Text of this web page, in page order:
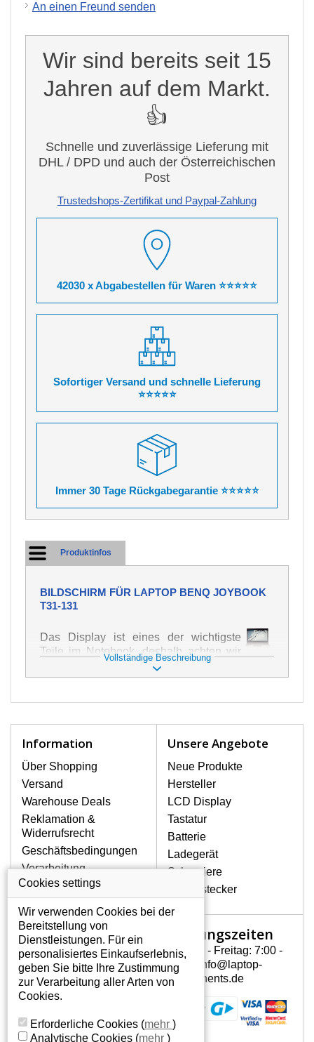
An einen Freund senden
Wir sind bereits seit 15
Jahren auf dem Markt.
👍
Schnelle und zuverlässige Lieferung mit
DHL / DPD und auch der Österreichischen
Post
Trustedshops-Zertifikat und Paypal-Zahlung
42030 x Abgabestellen für Waren ⭐⭐⭐⭐⭐
Sofortiger Versand und schnelle Lieferung
⭐⭐⭐⭐⭐
Immer 30 Tage Rückgabegarantie ⭐⭐⭐⭐⭐
Produktinfos
BILDSCHIRM FÜR LAPTOP BENQ JOYBOOK
T31-131
Das Display ist eines der wichtigste
Teile im Notebook, deshalb achten wir
auf höchste Qualität dieses Ersatzteils.
Er dient zur Darstellung von Texten und
schnell, deshalb ist es wichtig, mit dem
Zu den häufigsten Beschädigungen
gehören mechanische Schäden, z. B.
ein geborstenes Display oder Risse.
Ferner senkrechte Streifen, das Display
leuchtet nicht, blinkt unregelmäßig oder
ist ungleichmäßig hell.
LCD DISPLAYS BENQ
JOYBOOK T31-131 VON
HÖCHSTER QUALITÄT!
Originaldisplays, die die hohe
Qualitätsklasse A+ erfüllen, also
ohne mangelhafte Pixel, und
zwar über die gesamte
Garantiezeit.
WIE KÖNNEN SIE FESTSTELLEN,
WELCHES DISPLAY SIE FÜR IHREN
NOTEBOOK BENQ JOYBOOK T31-131
Vollständige Beschreibung
Information
Über Shopping
Versand
Warehouse Deals
Reklamation &
Widerrufsrecht
Geschäftsbedingungen
Verarbeitung
personenbezogener
Daten
Über uns - Impressum
Unsere Angebote
Neue Produkte
Hersteller
LCD Display
Tastatur
Batterie
Ladegerät
Scharniere
Gerätestecker
Mein Konto
Mein Konto
Persönliche Daten
Addressen
Öffnungszeiten
Montag - Freitag: 7:00 -
15:30 info@laptop-
components.de
Cookies settings
Wir verwenden Cookies bei der
Bereitstellung von
Dienstleistungen. Für ein
personalisiertes Einkaufserlebnis,
geben Sie bitte Ihre Zustimmung
zur Verarbeitung aller Arten von
Cookies.
Erforderliche Cookies (mehr )
Analytische Cookies (mehr )